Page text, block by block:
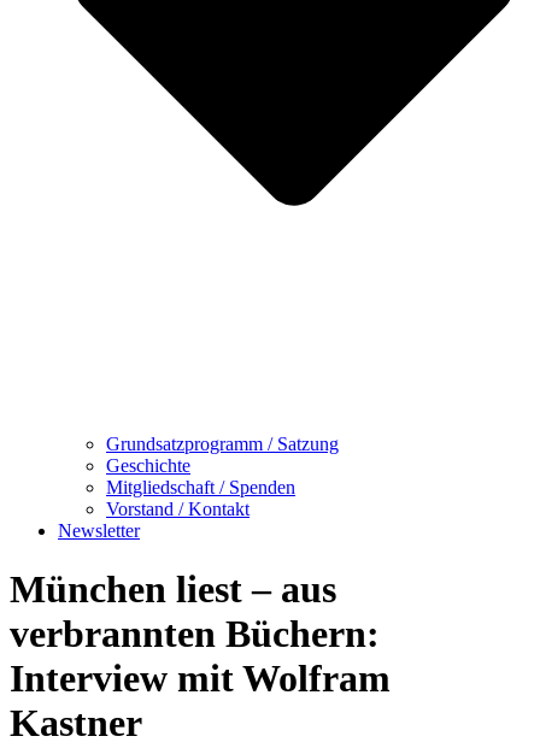
Grundsatzprogramm / Satzung
Geschichte
Mitgliedschaft / Spenden
Vorstand / Kontakt
Newsletter
München liest – aus
verbrannten Büchern:
Interview mit Wolfram
Kastner